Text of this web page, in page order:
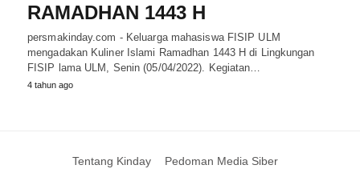
RAMADHAN 1443 H
persmakinday.com - Keluarga mahasiswa FISIP ULM
mengadakan Kuliner Islami Ramadhan 1443 H di Lingkungan
FISIP lama ULM, Senin (05/04/2022). Kegiatan…
4 tahun ago
Tentang Kinday Pedoman Media Siber